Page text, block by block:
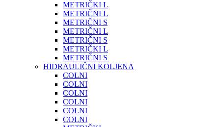
METRIČKI L
METRIČNI L
METRIČNI S
METRIČNI L
METRIČNI S
METRIČKI L
METRIČNI S
HIDRAULIČNI KOLJENA
COLNI
COLNI
COLNI
COLNI
COLNI
COLNI